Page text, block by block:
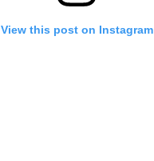
View this post on Instagram